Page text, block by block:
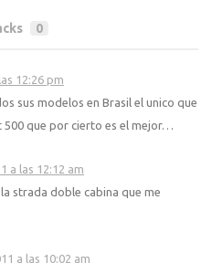
0
12:26 pm
sus modelos en Brasil el unico que
500 que por cierto es el mejor…
a las 12:12 am
strada doble cabina que me
a las 10:02 am